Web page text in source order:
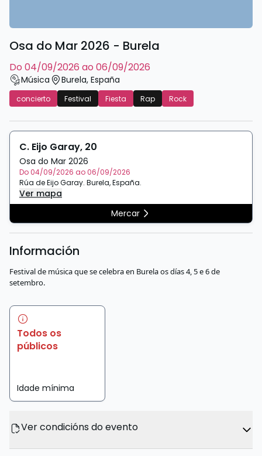
Osa do Mar 2026 - Burela
do 04/09/2026 ao 06/09/2026
Música Burela, España
concierto Festival Fiesta Rap Rock
C. Eijo Garay, 20
Osa do Mar 2026
Do 04/09/2026 ao 06/09/2026
Rúa de Eijo Garay. Burela,España.
Ver mapa
Mercar
Información
Festival de música que se celebra en Burela os días 4, 5 e 6 de
setembro.
Todos os
públicos
Idade mínima
Ver condicións do evento